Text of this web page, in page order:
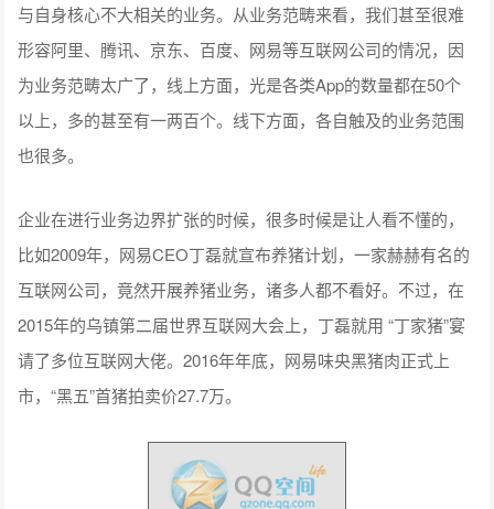
与自身核心不大相关的业务。从业务范畴来看，我们甚至很难
形容阿里、腾讯、京东、百度、网易等互联网公司的情况，因
为业务范畴太广了，线上方面，光是各类App的数量都在50个
以上，多的甚至有一两百个。线下方面，各自触及的业务范围
也很多。
企业在进行业务边界扩张的时候，很多时候是让人看不懂的，
比如2009年，网易CEO丁磊就宣布养猪计划，一家赫赫有名的
互联网公司，竟然开展养猪业务，诸多人都不看好。不过，在
2015年的乌镇第二届世界互联网大会上，丁磊就用 “丁家猪”宴
请了多位互联网大佬。2016年年底，网易味央黑猪肉正式上
市，“黑五”首猪拍卖价27.7万。